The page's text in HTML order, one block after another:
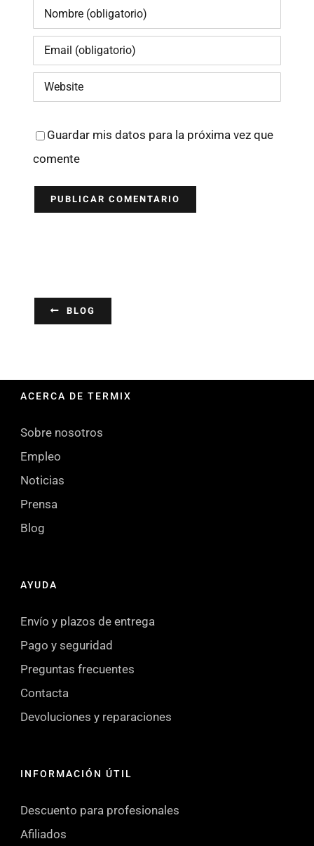
Guardar mis datos para la próxima vez que
comente
BLOG
ACERCA DE TERMIX
Sobre nosotros
Empleo
Noticias
Prensa
Blog
AYUDA
Envío y plazos de entrega
Pago y seguridad
Preguntas frecuentes
Contacta
Devoluciones y reparaciones
INFORMACIÓN ÚTIL
Descuento para profesionales
Afiliados